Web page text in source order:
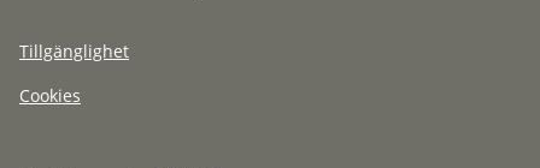
Tillgänglighet
Cookies